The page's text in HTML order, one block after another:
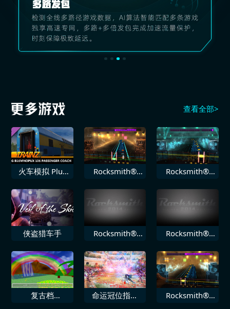
-面对超过50种不同特性的敌人和首领并击败他们
-40+种不同的遭遇事件，提供特殊的奖励
-5级逐步提高难度并直面最终的战斗
查看全部>
火车模拟 Plus
B16mnopux
106
Rocksmith®
外人
Rocksmith®
堕落
侠盗猎车手
Rocksmith®
负鼠王国
Rocksmith®
Ruby Soho
复古档
命运冠位指定
Rocksmith®